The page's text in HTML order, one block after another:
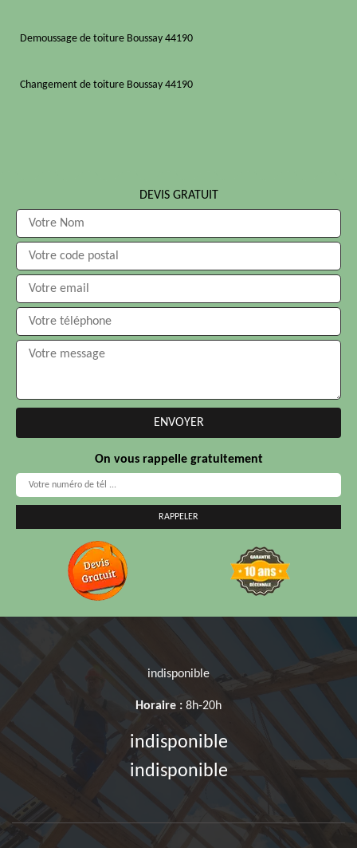
Demoussage de toiture Boussay 44190
Changement de toiture Boussay 44190
DEVIS GRATUIT
On vous rappelle gratuitement
indisponible
Horaire : 8h-20h
indisponible
indisponible